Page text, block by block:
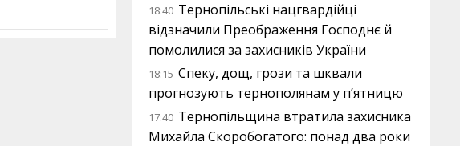
18:40 Тернопільські нацгвардійці
відзначили Преображення Господнє й
помолилися за захисників України
18:15 Спеку, дощ, грози та шквали
прогнозують тернополянам у п’ятницю
17:40 Тернопільщина втратила захисника
Михайла Скоробогатого: понад два роки